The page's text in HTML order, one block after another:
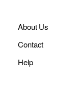
About Us
Contact
Help